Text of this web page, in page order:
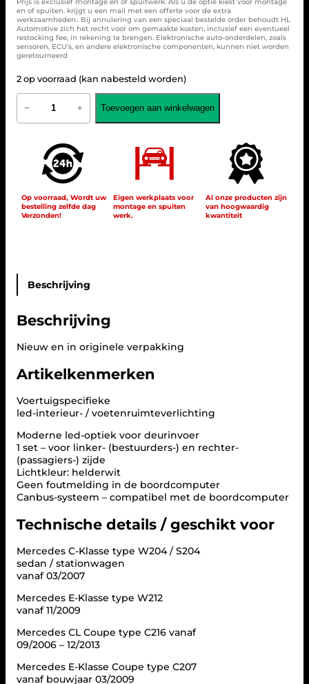
en of spuiten. krijgt u een mail met een offerte voor de extra
werkzaamheden.. Bij annulering van een speciaal bestelde order behoudt HL
Automotive zich het recht voor om gemaakte kosten, inclusief een eventueel
restocking fee, in rekening te brengen. Elektronische auto-onderdelen, zoals
sensoren, ECU’s, en andere elektronische componenten, kunnen niet worden
geretourneerd
2 op voorraad (kan nabesteld worden)
L
D
e
r
i
h
i
g
o
e
e
n
r
u
i
m
e
v
e
r
l
i
c
h
i
n
v
− + Toevoegen aan winkelwagen
Op voorraad, Wordt uw
bestelling zelfde dag
Verzonden!
Eigen werkplaats voor
montage en spuiten
werk.
Al onze producten zijn
van hoogwaardig
kwantiteit
Beschrijving
Beschrijving
Nieuw en in originele verpakking
Artikelkenmerken
Voertuigspecifieke
led-interieur- / voetenruimteverlichting
Moderne led-optiek voor deurinvoer
1 set – voor linker- (bestuurders-) en rechter-
(passagiers-) zijde
Lichtkleur: helderwit
Geen foutmelding in de boordcomputer
Canbus-systeem – compatibel met de boordcomputer
Technische details / geschikt voor
Mercedes C-Klasse type W204 / S204
sedan / stationwagen
vanaf 03/2007
Mercedes E-Klasse type W212
vanaf 11/2009
Mercedes CL Coupe type C216 vanaf
09/2006 – 12/2013
Mercedes E-Klasse Coupe type C207
vanaf bouwjaar 03/2009